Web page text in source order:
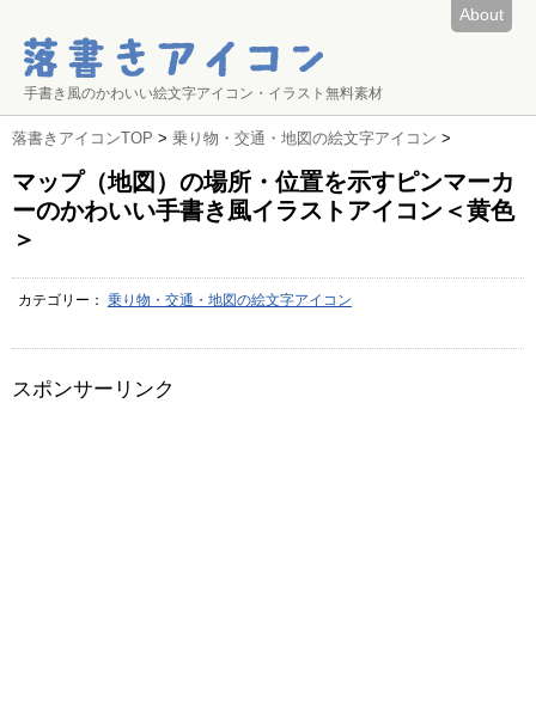
About
手書き風のかわいい絵文字アイコン・イラスト無料素材
落書きアイコンTOP > 乗り物・交通・地図の絵文字アイコン >
マップ（地図）の場所・位置を示すピンマーカ
ーのかわいい手書き風イラストアイコン＜黄色
＞
カテゴリー： 乗り物・交通・地図の絵文字アイコン
スポンサーリンク